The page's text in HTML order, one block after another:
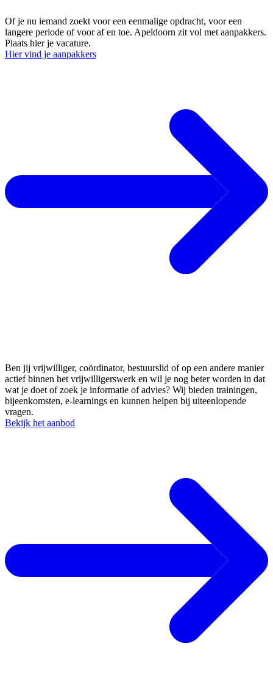
Of je nu iemand zoekt voor een eenmalige opdracht, voor een
langere periode of voor af en toe. Apeldoorn zit vol met aanpakkers.
Plaats hier je vacature.
Hier vind je aanpakkers
Ben jij vrijwilliger, coördinator, bestuurslid of op een andere manier
actief binnen het vrijwilligerswerk en wil je nog beter worden in dat
wat je doet of zoek je informatie of advies? Wij bieden trainingen,
bijeenkomsten, e-learnings en kunnen helpen bij uiteenlopende
vragen.
Bekijk het aanbod